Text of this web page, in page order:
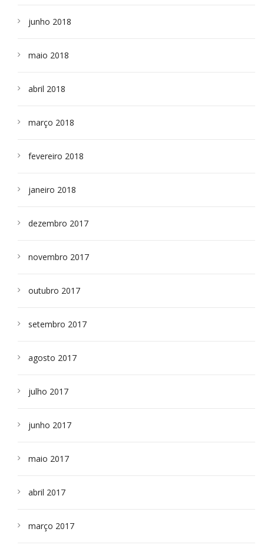
junho 2018
maio 2018
abril 2018
março 2018
fevereiro 2018
janeiro 2018
dezembro 2017
novembro 2017
outubro 2017
setembro 2017
agosto 2017
julho 2017
junho 2017
maio 2017
abril 2017
março 2017